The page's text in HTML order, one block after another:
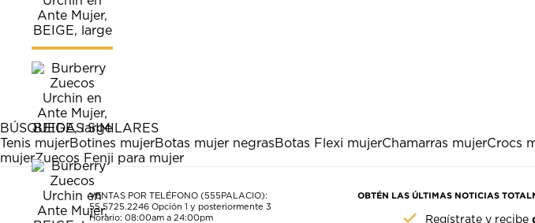
BÚSQUEDAS SIMILARES
Tenis mujerBotines mujerBotas mujer negrasBotas Flexi mujerChamarras mujerCrocs
mujerZuecos Fenji para mujer
VENTAS POR TELÉFONO (555PALACIO):
55.5725.2246 Opción 1 y posteriormente 3
Horario: 08:00am a 24:00pm
OBTÉN LAS ÚLTIMAS NOTICIAS
Regístrate y recibe